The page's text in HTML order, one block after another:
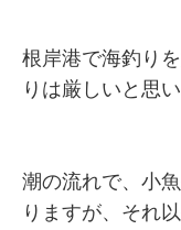
根岸港で海釣り
りは厳しいと思い
潮の流れで、小
りますが、それ